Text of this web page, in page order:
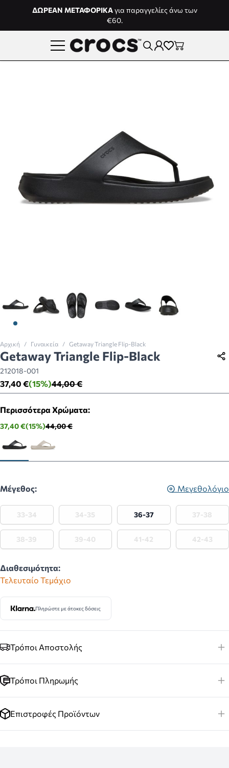
Μετάβαση στο περιεχόμενο
ΔΩΡΕΑΝ ΜΕΤΑΦΟΡΙΚΑγια παραγγελίες άνω των
€60.
View larger image
View larger image
View larger imageView larger image
View larger image
View larger
Αρχική / Γυναικεία / Getaway Triangle Flip-Black
Getaway Triangle Flip-Black
212018-001
44,00 €
(15%)
37,40 €
Περισσότερα Χρώματα:
37,40 €(15%)44,00 €
Μέγεθος: Μεγεθολόγιο
33-34 34-35 36-37 37-38
38-39 39-40 41-42 42-43
Διαθεσιμότητα:
Τελευταίο Τεμάχιο
Πληρώστε με άτοκες δόσεις
Τρόποι Αποστολής
Τρόποι Πληρωμής
Επιστροφές Προϊόντων